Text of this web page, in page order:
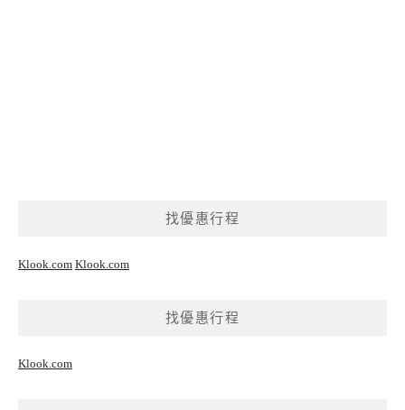
找優惠行程
Klook.com Klook.com
找優惠行程
Klook.com